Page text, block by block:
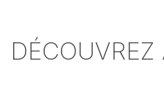
DÉCOUVREZ